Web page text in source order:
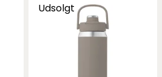
Udsolgt